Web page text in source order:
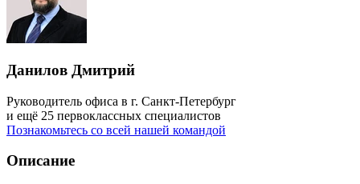
Данилов Дмитрий
Руководитель офиса в г. Санкт-Петербург
и ещё 25 первоклассных специалистов
Познакомьтесь со всей нашей командой
Описание